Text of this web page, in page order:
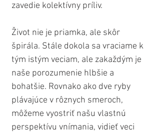
zavedie kolektívny príliv.
Život nie je priamka, ale skôr
špirála. Stále dokola sa vraciame k
tým istým veciam, ale zakaždým je
naše porozumenie hlbšie a
bohatšie. Rovnako ako dve ryby
plávajúce v rôznych smeroch,
môžeme vyostriť našu vlastnú
perspektívu vnímania, vidieť veci